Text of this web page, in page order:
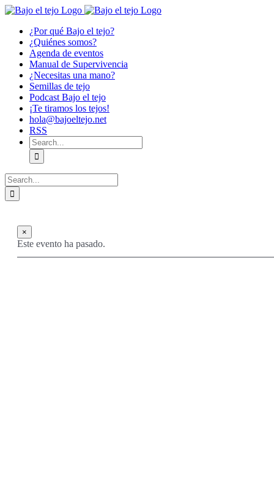
Skip
content¿Por qué Bajo el tejo?
¿Quiénes somos?
Agenda de eventos
Manual de Supervivencia
¿Necesitas una mano?
Semillas de tejo
Podcast Bajo el tejo
¡Te tiramos los tejos!
hola@bajoeltejo.net
RSS
Search
for:
Search
for:
×
Este evento ha pasado.